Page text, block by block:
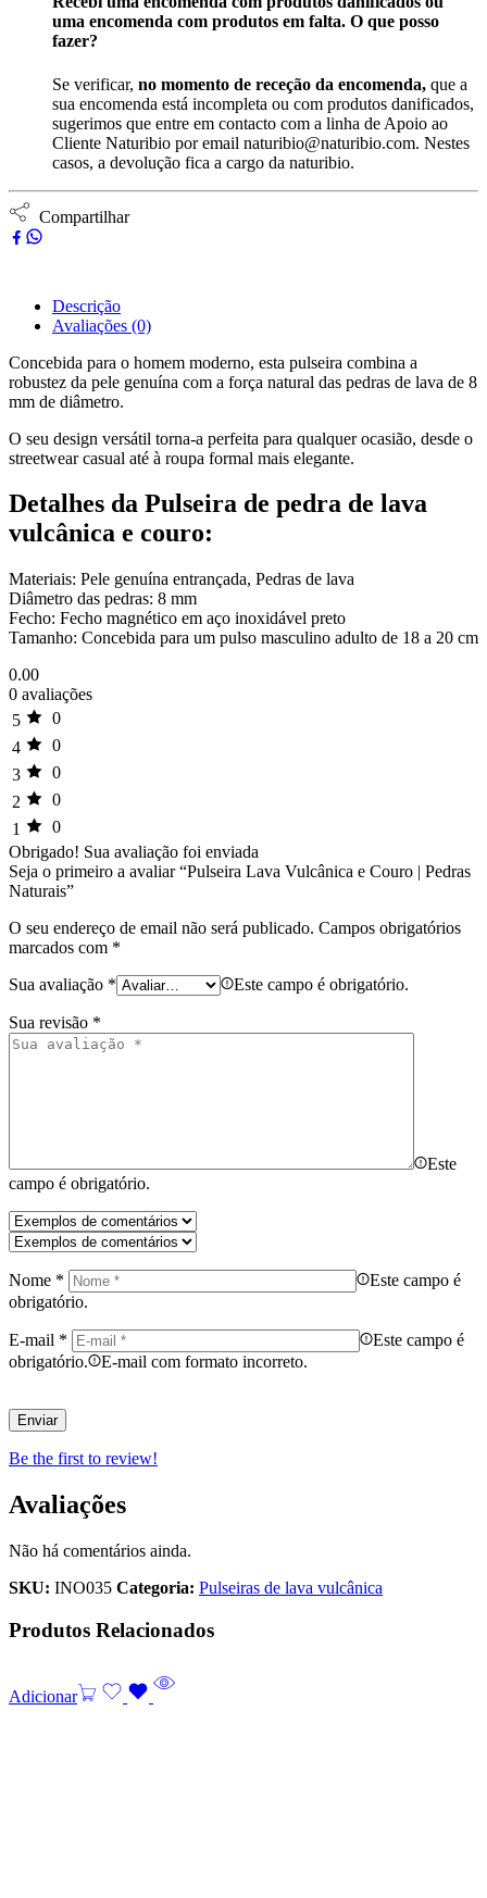
uma encomenda com produtos em falta. O que posso
fazer?
Se verificar, no momento de receção da encomenda, que a
sua encomenda está incompleta ou com produtos danificados,
sugerimos que entre em contacto com a linha de Apoio ao
Cliente Naturibio por email naturibio@naturibio.com. Nestes
casos, a devolução fica a cargo da naturibio.
Compartilhar
Descrição
Avaliações (0)
Concebida para o homem moderno, esta pulseira combina a
robustez da pele genuína com a força natural das pedras de lava de 8
mm de diâmetro.
O seu design versátil torna-a perfeita para qualquer ocasião, desde o
streetwear casual até à roupa formal mais elegante.
Detalhes da Pulseira de pedra de lava
vulcânica e couro:
Materiais: Pele genuína entrançada, Pedras de lava
Diâmetro das pedras: 8 mm
Fecho: Fecho magnético em aço inoxidável preto
Tamanho: Concebida para um pulso masculino adulto de 18 a 20 cm
0.00
0 avaliações
5
0
4
0
3
0
2
0
1
0
Obrigado! Sua avaliação foi enviada
Seja o primeiro a avaliar “Pulseira Lava Vulcânica e Couro | Pedras
Naturais”
O seu endereço de email não será publicado. Campos obrigatórios
marcados com *
Sua avaliação * Este campo é obrigatório.
Sua revisão *
Este
campo é obrigatório.
Nome *
Este campo é
obrigatório.
E-mail *
Este campo é
obrigatório.
E-mail com formato incorreto.
Be the first to review!
Avaliações
Não há comentários ainda.
SKU: INO035 Categoria: Pulseiras de lava vulcânica
Produtos Relacionados
Adicionar